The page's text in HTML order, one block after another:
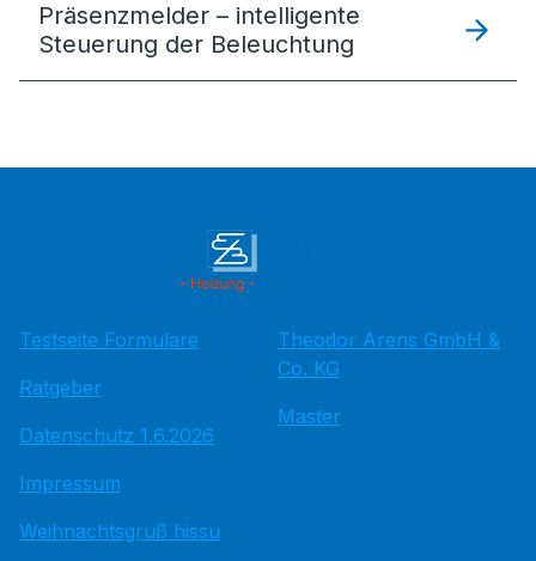
Präsenzmelder – intelligente
Steuerung der Beleuchtung
Testseite Formulare
Ratgeber
Datenschutz 1.6.2026
Impressum
Weihnachtsgruß hissu
Theodor Arens GmbH &
Co. KG
Master